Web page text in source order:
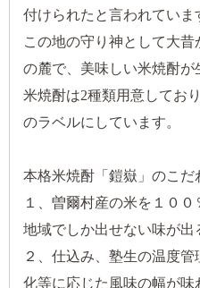
付けられたと言われていま
この地の守り神として大
の麓で、美味しい米焼酎が
米焼酎は2種類用意してお
のラベルにしています。
本格米焼酎「鎧嶽」のこだ
１、曽爾村産の米を１０
地域でしか出せない味が出
２、仕込み、塾生の温度
化等に応じた風味の幅が味